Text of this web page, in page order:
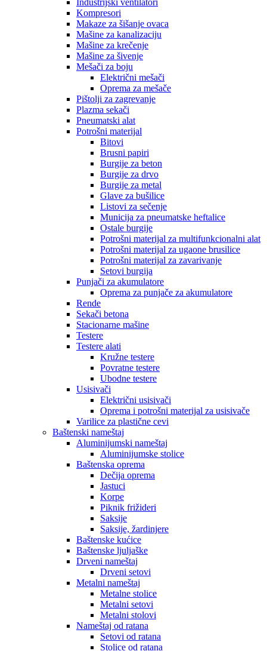
Industrijski ventilatori
Kompresori
Makaze za šišanje ovaca
Mašine za kanalizaciju
Mašine za krečenje
Mašine za šivenje
Mešači za boju
Električni mešači
Oprema za mešače
Pištolji za zagrevanje
Plazma sekači
Pneumatski alat
Potrošni materijal
Bitovi
Brusni papiri
Burgije za beton
Burgije za drvo
Burgije za metal
Glave za bušilice
Listovi za sečenje
Municija za pneumatske heftalice
Ostale burgije
Potrošni materijal za multifunkcionalni alat
Potrošni materijal za ugaone brusilice
Potrošni materijal za zavarivanje
Setovi burgija
Punjači za akumulatore
Oprema za punjače za akumulatore
Rende
Sekači betona
Stacionarne mašine
Testere
Testere alati
Kružne testere
Povratne testere
Ubodne testere
Usisivači
Električni usisivači
Oprema i potrošni materijal za usisivače
Varilice za plastične cevi
Baštenski nameštaj
Aluminijumski nameštaj
Aluminijumske stolice
Baštenska oprema
Dečija oprema
Jastuci
Korpe
Piknik frižideri
Saksije
Saksije, žardinjere
Baštenske kućice
Baštenske ljuljaške
Drveni nameštaj
Drveni setovi
Metalni nameštaj
Metalne stolice
Metalni setovi
Metalni stolovi
Nameštaj od ratana
Setovi od ratana
Stolice od ratana